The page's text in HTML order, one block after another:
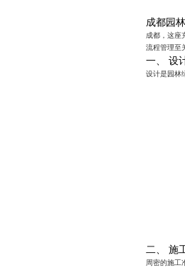
成都园
成都，这座
流程管理至
一、 设
设计是园林
二、 施
周密的施工